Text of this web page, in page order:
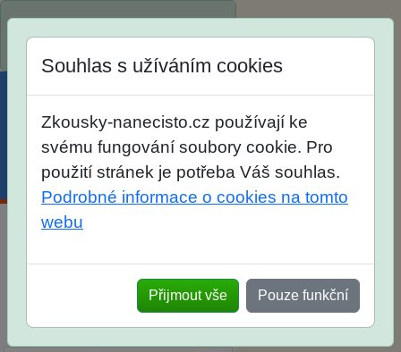
Menu Účet Košík
po skutečných přijímacích
zkouškách
Souhlas s užíváním cookies
Zkousky-nanecisto.cz používají ke
svému fungování soubory cookie. Pro
použití stránek je potřeba Váš souhlas.
Podrobné informace o cookies na tomto
webu
Přijmout vše Pouze funkční